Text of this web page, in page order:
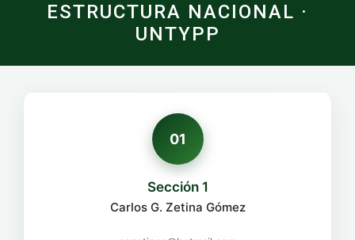
ESTRUCTURA NACIONAL ·
UNTYPP
01
Sección 1
Carlos G. Zetina Gómez